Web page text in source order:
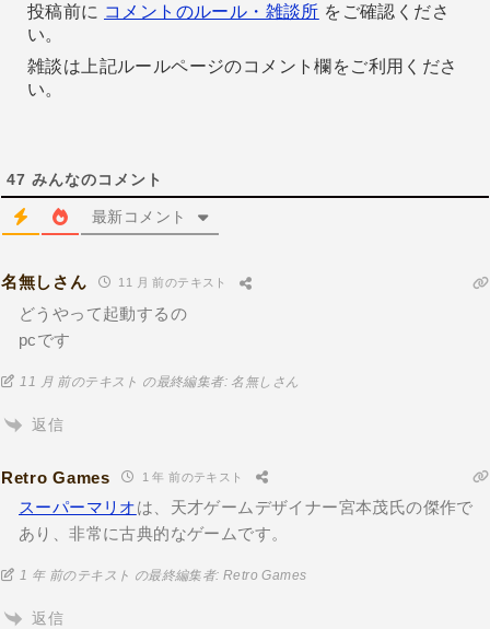
投稿前に コメントのルール・雑談所 をご確認くださ
い。
雑談は上記ルールページのコメント欄をご利用くださ
い。
47 みんなのコメント
最新コメント
名無しさん 11 月 前のテキスト
どうやって起動するの
pcです
11 月 前のテキスト の最終編集者: 名無しさん
返信
Retro Games 1 年 前のテキスト
スーパーマリオは、天才ゲームデザイナー宮本茂氏の傑作で
あり、非常に古典的なゲームです。
1 年 前のテキスト の最終編集者: Retro Games
返信